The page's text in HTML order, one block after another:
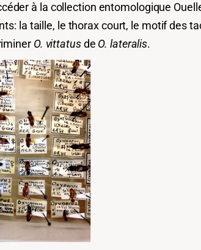
à la collection entomologique
la taille, le thorax court, le motif des
O. vittatusde O. lateralis.